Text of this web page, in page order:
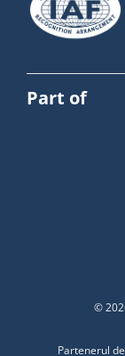
Part of
©
Partenerul